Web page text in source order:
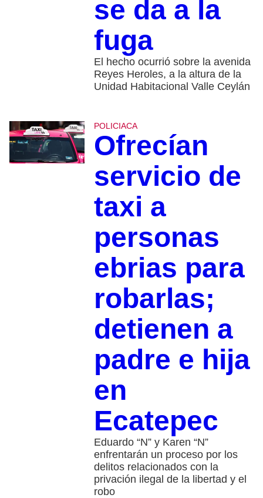
se da a la
fuga
El hecho ocurrió sobre la avenida
Reyes Heroles, a la altura de la
Unidad Habitacional Valle Ceylán
POLICIACA
Ofrecían
servicio de
taxi a
personas
ebrias para
robarlas;
detienen a
padre e hija
en
Ecatepec
Eduardo “N” y Karen “N”
enfrentarán un proceso por los
delitos relacionados con la
privación ilegal de la libertad y el
robo